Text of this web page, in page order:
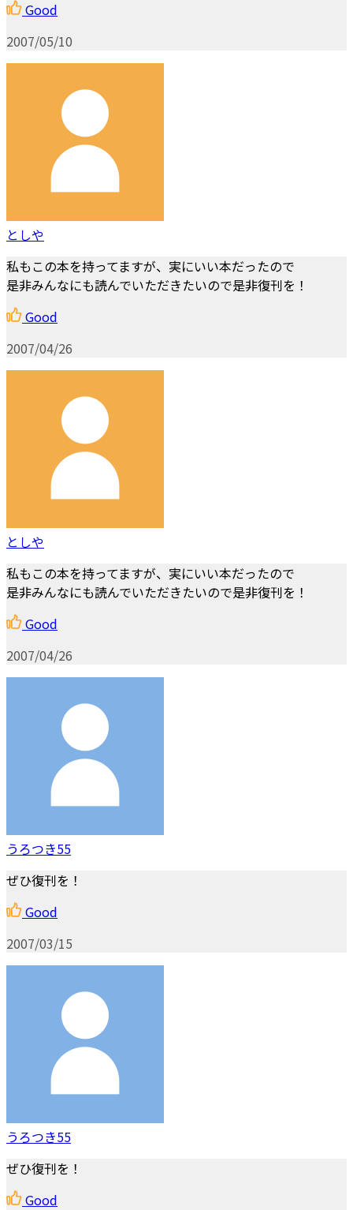
Good
2007/05/10
としや
私もこの本を持ってますが、実にいい本だったので
是非みんなにも読んでいただきたいので是非復刊を！
Good
2007/04/26
としや
私もこの本を持ってますが、実にいい本だったので
是非みんなにも読んでいただきたいので是非復刊を！
Good
2007/04/26
うろつき55
ぜひ復刊を！
Good
2007/03/15
うろつき55
ぜひ復刊を！
Good